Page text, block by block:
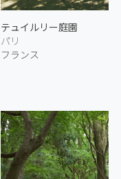
テュイルリー庭園
パリ
フランス